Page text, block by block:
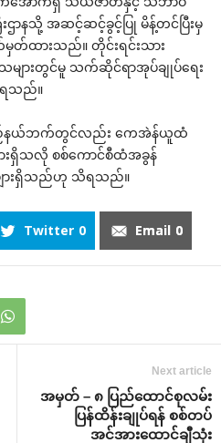
ဌာနသို့ အဆင့်ဆင့်ခွင့်ပြု မိန့်တင်ပြီးမှ
ထားသည်။ တိုင်းရင်းသား
ားတွင်မူ သက်ဆိုင်ရာအုပ်ချုပ်ရေး
ရသည်။
ည်နယ်ဘက်တွင်လည်း ကေအဲန်ယူထံ
းရှိသလို စစ်ကောင်စီထံအခွန်
ျားရှိသည်ဟု သိရသည်။
Twitter 0 Email 0
Next article
အမှတ် – ၈ ပြည်ထောင်စုလမ်း
ပြန်ထိန်းချုပ်ရန် စစ်တပ်
အင်အားထောင်ချီသုံး